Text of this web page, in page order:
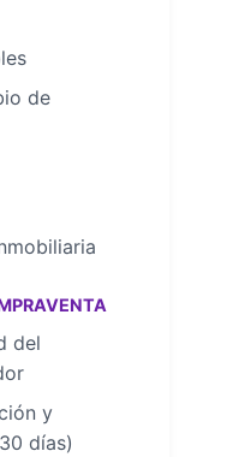
de
del
y
días)